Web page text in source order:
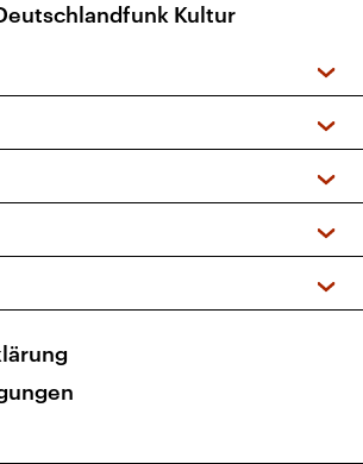
Kultur
und Podcasts
Kinderprogramm
(UKW + DAB+)